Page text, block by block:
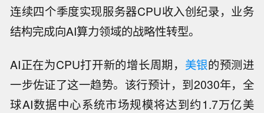
连续四个季度实现服务器CPU收入创纪录，业务
结构完成向AI算力领域的战略性转型。
AI正在为CPU打开新的增长周期， 美银的预测进
一步佐证了这一趋势。该行预计，到2030年，全
球AI数据中心系统市场规模将达到约1.7万亿美